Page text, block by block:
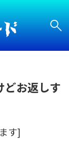
どお返しす
す]